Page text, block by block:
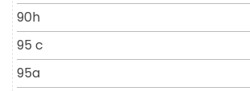
90h
95 c
95a